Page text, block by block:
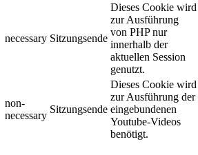
necessary Sitzungsende
Dieses Cookie wird
zur Ausführung
von PHP nur
innerhalb der
aktuellen Session
genutzt.
non-
necessary
Sitzungsende
Dieses Cookie wird
zur Ausführung der
eingebundenen
Youtube-Videos
benötigt.